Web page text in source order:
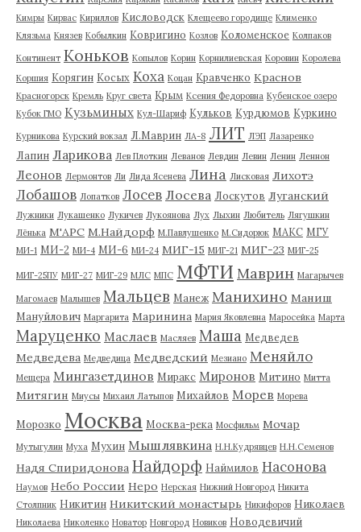
Кимры Кирвас Кириллов Кисловодск Клещеево городище Клименко
Клязьма Князев Кобылкин Ковригино Козлов Коломенское Колпаков
Континент Коньков Копылов Корин Корнилиевская Коровин Королева
Коршия Корягин Косых Коха Коцан Кравченко Краснов
Красногорск Кремль Круг света Крым Ксения Федоровна Кубенское озеро
Кубок ГМО Кузьминых Кул-Шариф Кульков Курдюмов Куркино
Курникова Курский вокзал Л.Маврин ЛА-8 ЛИТ ЛЭП Лазаренко
Лапин Ларикова Лев Плоткин Леванов Левдин Левин Ленин Леннон
Леонов Лермонтов Ли Лида Ясенева Лина Лисковая Лихотэ
Лобашов Лопатков Лосев Лосева Лоскутов Луганский
Лужники Лукашенко Лукичев Лукоянова Лух Лыхин Любитель Лягушкин
Лёнька М'АРС М.Найдорф М.Павлушенко М.Сидорюк МАКС МГУ
МИ-1 МИ-2 МИ-4 МИ-6 МИ-24 МИГ-15 МИГ-21 МИГ-23 МИГ-25
МИГ-25ПУ МИГ-27 МИГ-29 МЛС МПС МФТИ Маврин Магарычев
Магомаев Малышев Мальцев Манеж Манихино Маниш
Мануйлович Маргарита Маринина Мария Яковлевна Маросейка Марта
Маруценко Маслаев Масляев Маша Медведев
Медведева Медведица Медведский Мезиано Меняйло
Мещера Мингазетдинов Миракс Миронов Митино Митта
Митягин Миусы Михаил Латыпов Михайлов Морев Морева
Морозко Москва Москва-река Мосфильм Мочар
Мутыгулин Муха Мухин Мышлявкина Н.Н.Кудрявцев Н.Н.Семенов
Надя Спиридонова Найдорф Наймилов Насонова
Наумов Небо России Неро Нерская Нижний Новгород Никита
Столпник Никитин Никитский монастырь Никифоров Николаев
Николаева Николенко Новатор Новгород Новиков Новодевичий